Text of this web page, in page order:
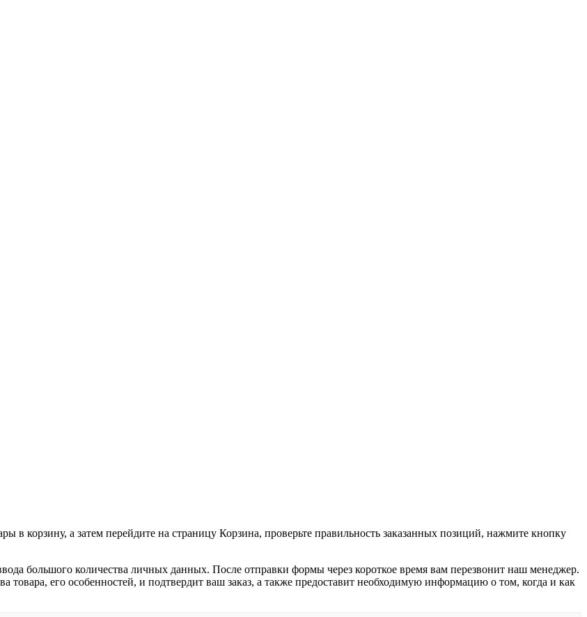
в корзину, а затем перейдите на страницу Корзина, проверьте правильность заказанных позиций, нажмите кнопку
большого количества личных данных. После отправки формы через короткое время вам перезвонит наш менеджер.
товара, его особенностей, и подтвердит ваш заказ, а также предоставит необходимую информацию о том, когда и как